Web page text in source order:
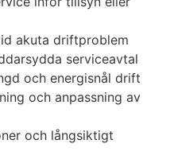
akuta driftproblem
serviceavtal
och energisnål drift
och anpassning av
och långsiktigt